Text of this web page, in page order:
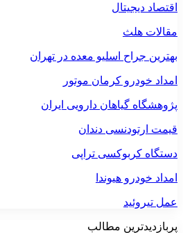
اقتصاد دیجیتال
مقالات هلث
بهترین جراح اسلیو معده در تهران
امداد خودرو کرمان موتور
پژوهشگاه گیاهان دارویی ایران
قیمت ارتودنسی دندان
دستگاه کربوکسی تراپی
امداد خودرو هیوندا
عمل تیروئید
پربازدیدترین مطالب